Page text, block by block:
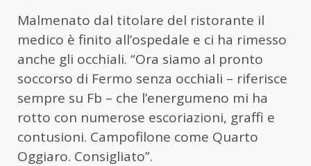
Malmenato dal titolare del ristorante il
medico è finito all’ospedale e ci ha rimesso
anche gli occhiali. “Ora siamo al pronto
soccorso di Fermo senza occhiali – riferisce
sempre su Fb – che l’energumeno mi ha
rotto con numerose escoriazioni, graffi e
contusioni. Campofilone come Quarto
Oggiaro. Consigliato”.